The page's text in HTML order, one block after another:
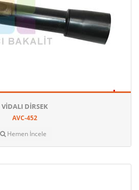
VIDALI DIRSEK
AVC-452
Hemen İncele